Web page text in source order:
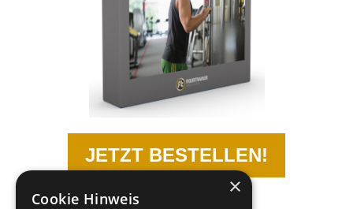
JETZT BESTELLEN!
für nur 29,- (kein Abo!)
×
Cookie Hinweis